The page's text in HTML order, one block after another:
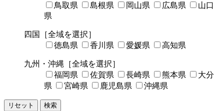
鳥取県
島根県 岡山県 広島県
山口
県
四国
［全域を選択］
徳島県
香川県 愛媛県 高知県
九州・沖縄 ［全域を選択］
福岡県
佐賀県 長崎県 熊本県
大分
県
宮崎県 鹿児島県 沖縄県
リセット 検索